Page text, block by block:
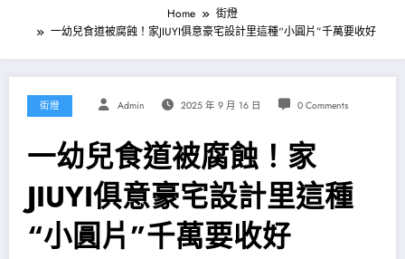
Home
街燈
一幼兒食道被腐蝕！家JIUYI俱意豪宅設計里這種“小圓片”千萬要收好
街燈 Admin 2025 年 9 月 16 日 0 Comments
一幼兒食道被腐蝕！家
JIUYI俱意豪宅設計里這種
“小圓片”千萬要收好